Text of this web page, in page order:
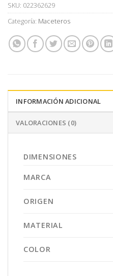
SKU: 022362629
Categoría: Maceteros
INFORMACIÓN ADICIONAL
VALORACIONES (0)
DIMENSIONES
MARCA
ORIGEN
MATERIAL
COLOR